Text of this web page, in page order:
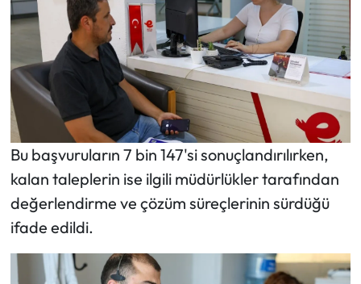
Bu başvuruların 7 bin 147'si sonuçlandırılırken,
kalan taleplerin ise ilgili müdürlükler tarafından
değerlendirme ve çözüm süreçlerinin sürdüğü
ifade edildi.